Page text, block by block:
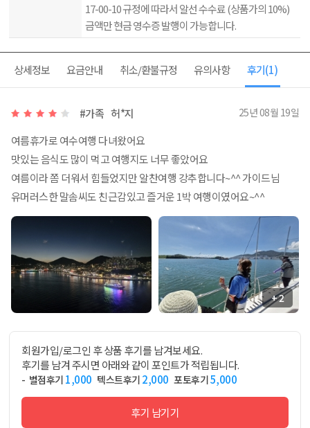
17-00-10 규정에 따라서 알선 수수료 (상품가의 10%)
금액만 현금 영수증 발행이 가능합니다.
상세정보 요금안내 취소/환불규정 유의사항 후기(1)
#가족 허*지 25년 08월 19일
여름휴가로 여수여행 다녀왔어요
맛있는 음식도 많이 먹고 여행지도 너무 좋았어요
여름이라 쫌 더워서 힘들었지만 알찬여행 강추합니다~^^ 가이드님
유머러스한 말솜씨도 친근감있고 즐거운 1박 여행이였어요~^^
+ 2
회원가입/로그인 후 상품 후기를 남겨보세요.
후기를 남겨 주시면 아래와 같이 포인트가 적립됩니다.
- 별점후기 1,000 텍스트후기 2,000 포토후기5,000
후기 남기기